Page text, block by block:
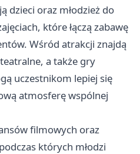
dzieci oraz młodzież do
które łączą zabawę
Wśród atrakcji znajdą
a także gry
uczestnikom lepiej się
atmosferę wspólnej
filmowych oraz
których młodzi